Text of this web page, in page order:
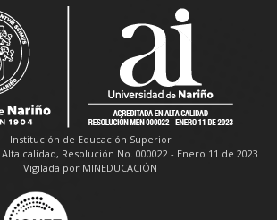
Institución de Educación Superior
calidad, Resolución No. 000022 - Enero 11 de 2023
Vigilada por MINEDUCACIÓN